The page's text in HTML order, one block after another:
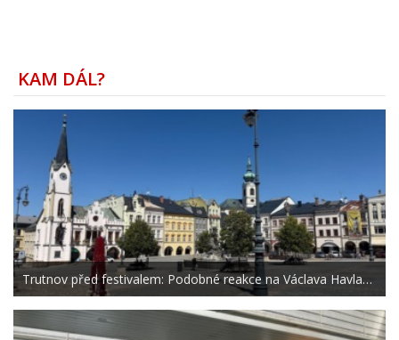
KAM DÁL?
Trutnov před festivalem: Podobné reakce na Václava Havla…